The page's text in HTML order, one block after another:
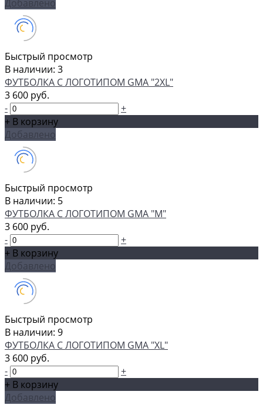
Добавлено
Быстрый просмотр
В наличии: 3
ФУТБОЛКА С ЛОГОТИПОМ GMA "2XL"
3 600 руб.
-
+
+ В корзину
Добавлено
Быстрый просмотр
В наличии: 5
ФУТБОЛКА С ЛОГОТИПОМ GMA "M"
3 600 руб.
-
+
+ В корзину
Добавлено
Быстрый просмотр
В наличии: 9
ФУТБОЛКА С ЛОГОТИПОМ GMA "XL"
3 600 руб.
-
+
+ В корзину
Добавлено